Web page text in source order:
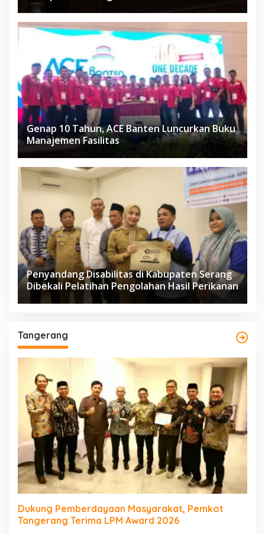
Genap 10 Tahun, ACE Banten Luncurkan Buku
Manajemen Fasilitas
Penyandang Disabilitas di Kabupaten Serang
Dibekali Pelatihan Pengolahan Hasil Perikanan
Tangerang
Dukung Pemberdayaan Masyarakat, Pemkot
Tangerang Terima LPM Award 2026